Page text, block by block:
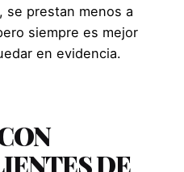
se prestan menos a
siempre es mejor
en evidencia.
DE